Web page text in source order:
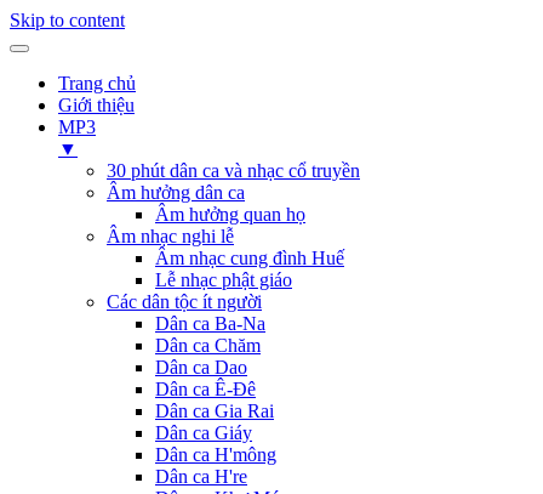
Skip to content
Trang chủ
Giới thiệu
MP3
▼
30 phút dân ca và nhạc cổ truyền
Âm hưởng dân ca
Âm hưởng quan họ
Âm nhạc nghi lễ
Âm nhạc cung đình Huế
Lễ nhạc phật giáo
Các dân tộc ít người
Dân ca Ba-Na
Dân ca Chăm
Dân ca Dao
Dân ca Ê-Đê
Dân ca Gia Rai
Dân ca Giáy
Dân ca H'mông
Dân ca H're